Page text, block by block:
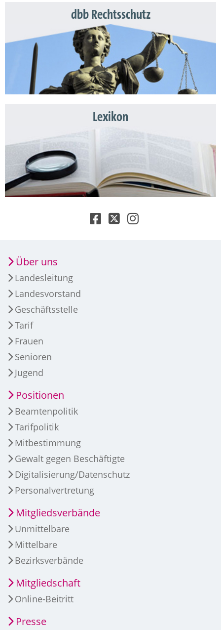
dbb Rechtsschutz
Lexikon
Über uns
Landesleitung
Landesvorstand
Geschäftsstelle
Tarif
Frauen
Senioren
Jugend
Positionen
Beamtenpolitik
Tarifpolitik
Mitbestimmung
Gewalt gegen Beschäftigte
Digitalisierung/Datenschutz
Personalvertretung
Mitgliedsverbände
Unmittelbare
Mittelbare
Bezirksverbände
Mitgliedschaft
Online-Beitritt
Presse